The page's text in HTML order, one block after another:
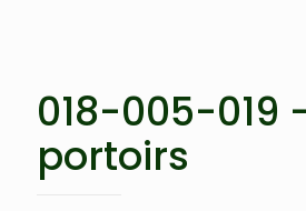
018-005-019
portoirs